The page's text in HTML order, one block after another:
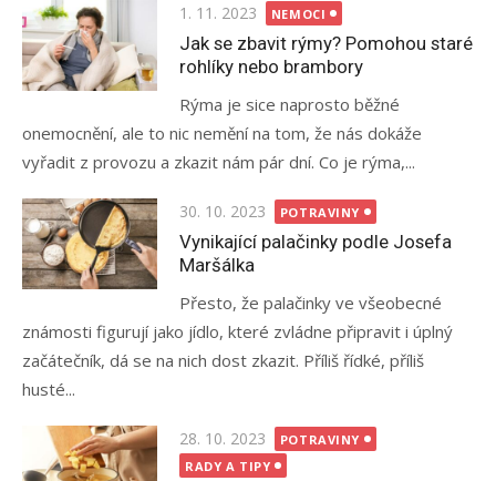
Posted
on
1. 11. 2023 NEMOCI
Jak se zbavit rýmy? Pomohou staré
rohlíky nebo brambory
Rýma je sice naprosto běžné
onemocnění, ale to nic nemění na tom, že nás dokáže
vyřadit z provozu a zkazit nám pár dní. Co je rýma,...
Posted
on
30. 10. 2023 POTRAVINY
Vynikající palačinky podle Josefa
Maršálka
Přesto, že palačinky ve všeobecné
známosti figurují jako jídlo, které zvládne připravit i úplný
začátečník, dá se na nich dost zkazit. Příliš řídké, příliš
husté...
Posted
on
28. 10. 2023
POTRAVINY
RADY A TIPY